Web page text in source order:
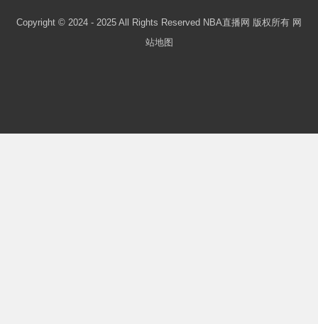
Copyright © 2024 - 2025 All Rights Reserved NBA直播网 版权所有 网
站地图